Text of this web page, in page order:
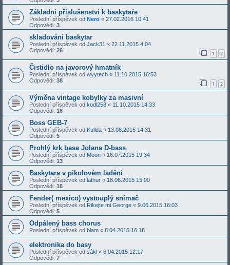
Základní příslušenství k baskytaře
Poslední příspěvek od Nero « 27.02.2016 10:41
Odpovědi: 3
skladování baskytar
Poslední příspěvek od Jack31 « 22.11.2015 4:04
Odpovědi: 26 1 2
Čistidlo na javorový hmatník
Poslední příspěvek od wyytech « 11.10.2015 16:53
Odpovědi: 38 1 2
Výměna vintage kobylky za masivní
Poslední příspěvek od kodl258 « 11.10.2015 14:33
Odpovědi: 16
Boss GEB-7
Poslední příspěvek od Kullda « 13.08.2015 14:31
Odpovědi: 5
Prohlý krk basa Jolana D-bass
Poslední příspěvek od Moon « 16.07.2015 19:34
Odpovědi: 13
Baskytara v pikolovém ladění
Poslední příspěvek od lathur « 18.06.2015 15:00
Odpovědi: 16
Fender( mexico) vystouplý snímač
Poslední příspěvek od Rikejte mi George « 9.06.2015 16:03
Odpovědi: 5
Odpálený bass chorus
Poslední příspěvek od blam « 8.04.2015 16:18
elektronika do basy
Poslední příspěvek od sákl « 6.04.2015 12:17
Odpovědi: 7